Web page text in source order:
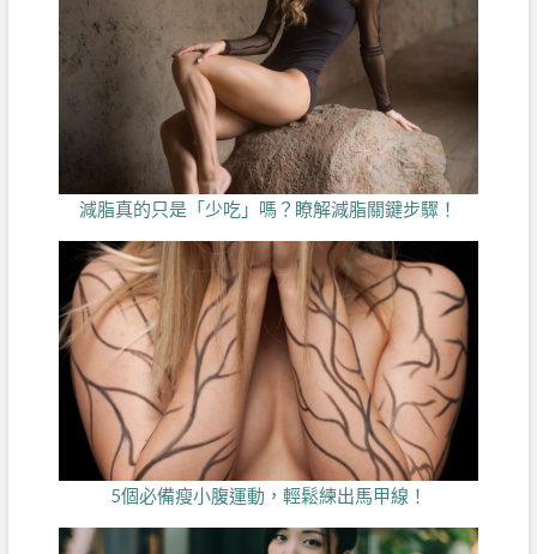
減脂真的只是「少吃」嗎？瞭解減脂關鍵步驟！
5個必備瘦小腹運動，輕鬆練出馬甲線！